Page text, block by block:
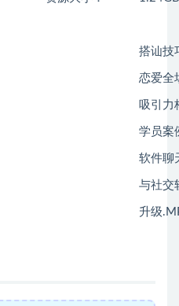
搭讪技
恋爱全
吸引力
学员案
软件聊
与社交
升级